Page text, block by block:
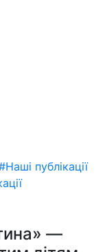
публікації
—